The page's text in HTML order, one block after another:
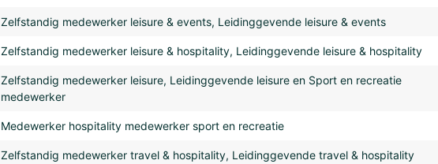
Zelfstandig medewerker leisure & events, Leidinggevende leisure & events
Zelfstandig medewerker leisure & hospitality, Leidinggevende leisure & hospitality
Zelfstandig medewerker leisure, Leidinggevende leisure en Sport en recreatie
medewerker
Medewerker hospitality medewerker sport en recreatie
Zelfstandig medewerker travel & hospitality, Leidinggevende travel & hospitality